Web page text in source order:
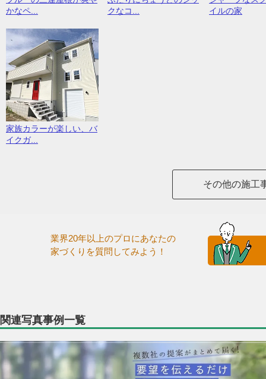
かなペ...
クなコ...
イルの家
家族カラーが楽しい、バ
イクガ...
その他の施工
業界20年以上のプロにあなたの
家づくりを質問してみよう！
関連写真事例一覧